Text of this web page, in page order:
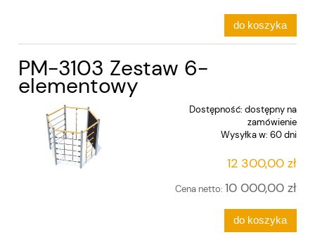
do koszyka
PM-3103 Zestaw 6-
elementowy
Dostępność: dostępny na
zamówienie
Wysyłka w: 60 dni
12 300,00 zł
Cena netto: 10 000,00 zł
do koszyka